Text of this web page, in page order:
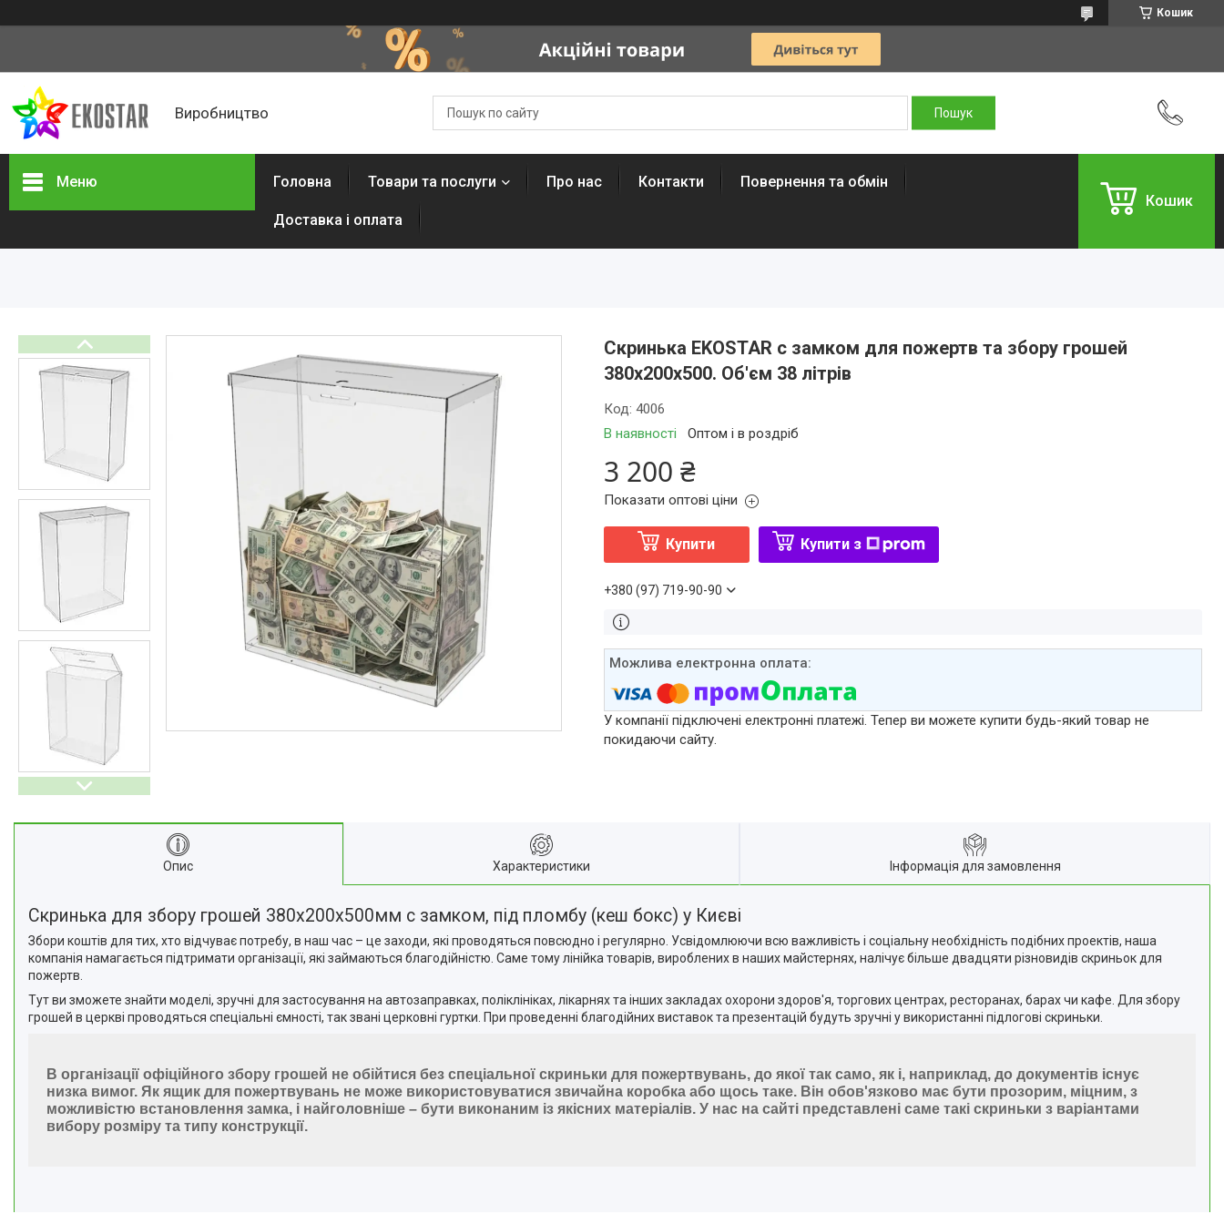
Кошик
Виробництво
Меню Головна Товари та послуги Про нас Контакти Повернення та обмін
Доставка і оплата
Кошик
Скринька EKOSTAR с замком для пожертв та збору грошей
380x200x500. Об'єм 38 літрів
В наявності Оптом і в роздріб
Код: 4006
3 200 ₴
Показати оптові ціни
Купити Купити з
+380 (97) 719-90-90
У компанії підключені електронні платежі. Тепер ви можете купити будь-який товар не
покидаючи сайту.
Опис Характеристики Інформація для замовлення
Скринька для збору грошей 380x200x500мм с замком, під пломбу (кеш бокс) у Києві
Збори коштів для тих, хто відчуває потребу, в наш час – це заходи, які проводяться повсюдно і регулярно. Усвідомлюючи всю важливість і соціальну необхідність подібних проектів, наша
компанія намагається підтримати організації, які займаються благодійністю. Саме тому лінійка товарів, вироблених в наших майстернях, налічує більше двадцяти різновидів скриньок для
пожертв.
Тут ви зможете знайти моделі, зручні для застосування на автозаправках, поліклініках, лікарнях та інших закладах охорони здоров'я, торгових центрах, ресторанах, барах чи кафе. Для збору
грошей в церкві проводяться спеціальні ємності, так звані церковні гуртки. При проведенні благодійних виставок та презентацій будуть зручні у використанні підлогові скриньки.
В організації офіційного збору грошей не обійтися без спеціальної скриньки для пожертвувань, до якої так само, як і, наприклад, до документів існує
низка вимог. Як ящик для пожертвувань не може використовуватися звичайна коробка або щось таке. Він обов'язково має бути прозорим, міцним, з
можливістю встановлення замка, і найголовніше – бути виконаним із якісних матеріалів. У нас на сайті представлені саме такі скриньки з варіантами
вибору розміру та типу конструкції.